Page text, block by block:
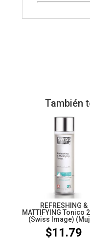
También
REFRESHING &
MATTIFYING Tonico
(Swiss Image)
$11.79